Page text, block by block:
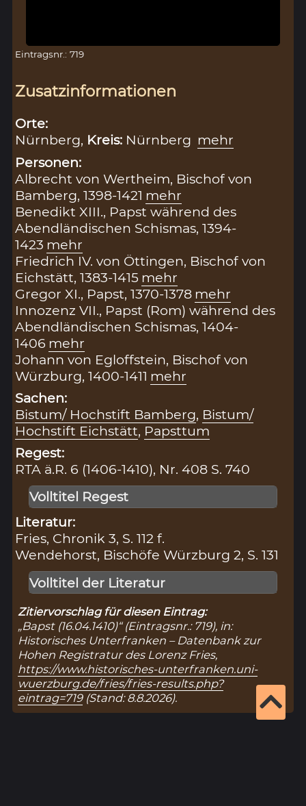
Eintragsnr.: 719
Zusatzinformationen
Orte:
Nürnberg, Kreis: Nürnberg mehr
Personen:
Albrecht von Wertheim, Bischof von
Bamberg, 1398-1421 mehr
Benedikt XIII., Papst während des
Abendländischen Schismas, 1394-
1423 mehr
Friedrich IV. von Öttingen, Bischof von
Eichstätt, 1383-1415 mehr
Gregor XI., Papst, 1370-1378 mehr
Innozenz VII., Papst (Rom) während des
Abendländischen Schismas, 1404-
1406 mehr
Johann von Egloffstein, Bischof von
Würzburg, 1400-1411 mehr
Sachen:
Bistum/ Hochstift Bamberg, Bistum/
Hochstift Eichstätt, Papsttum
Regest:
RTA ä.R. 6 (1406-1410), Nr. 408 S. 740
Volltitel Regest
Literatur:
Fries, Chronik 3, S. 112 f.
Wendehorst, Bischöfe Würzburg 2, S. 131
Volltitel der Literatur
Zitiervorschlag für diesen Eintrag:
„Bapst (16.04.1410)“ (Eintragsnr.: 719), in:
Historisches Unterfranken – Datenbank zur
Hohen Registratur des Lorenz Fries,
https://www.historisches-unterfranken.uni-
wuerzburg.de/fries/fries-results.php?
eintrag=719(Stand: 8.8.2026).